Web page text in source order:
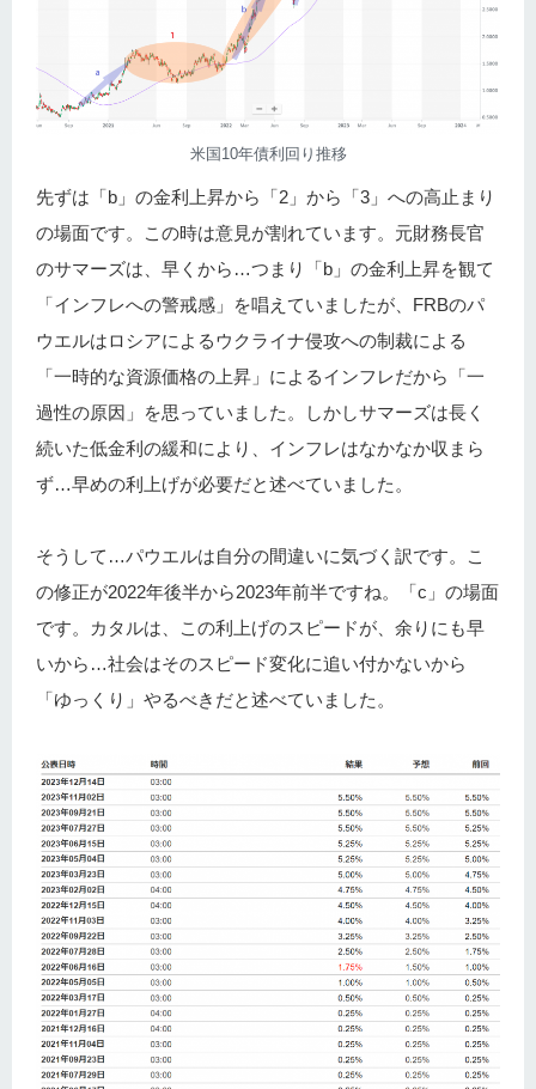
米国10年債利回り推移
先ずは「b」の金利上昇から「2」から「3」への高止まり
の場面です。この時は意見が割れています。元財務長官
のサマーズは、早くから…つまり「b」の金利上昇を観て
「インフレへの警戒感」を唱えていましたが、FRBのパ
ウエルはロシアによるウクライナ侵攻への制裁による
「一時的な資源価格の上昇」によるインフレだから「一
過性の原因」を思っていました。しかしサマーズは長く
続いた低金利の緩和により、インフレはなかなか収まら
ず…早めの利上げが必要だと述べていました。
そうして…パウエルは自分の間違いに気づく訳です。こ
の修正が2022年後半から2023年前半ですね。「c」の場面
です。カタルは、この利上げのスピードが、余りにも早
いから…社会はそのスピード変化に追い付かないから
「ゆっくり」やるべきだと述べていました。